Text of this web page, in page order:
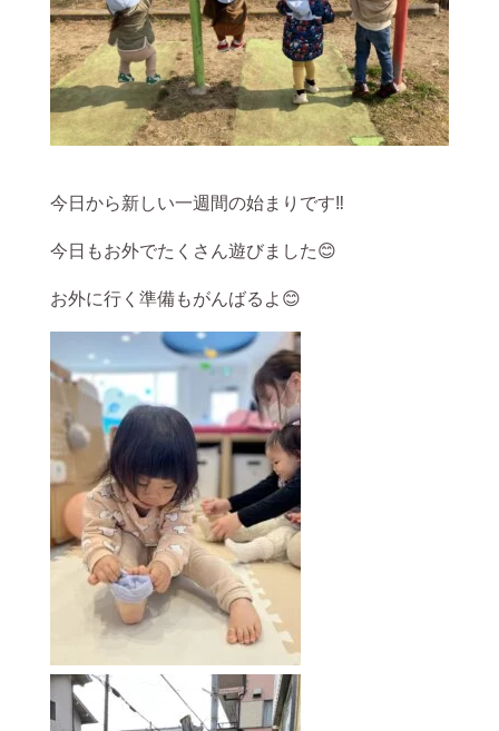
今日から新しい一週間の始まりです‼
今日もお外でたくさん遊びました😊
お外に行く準備もがんばるよ😊